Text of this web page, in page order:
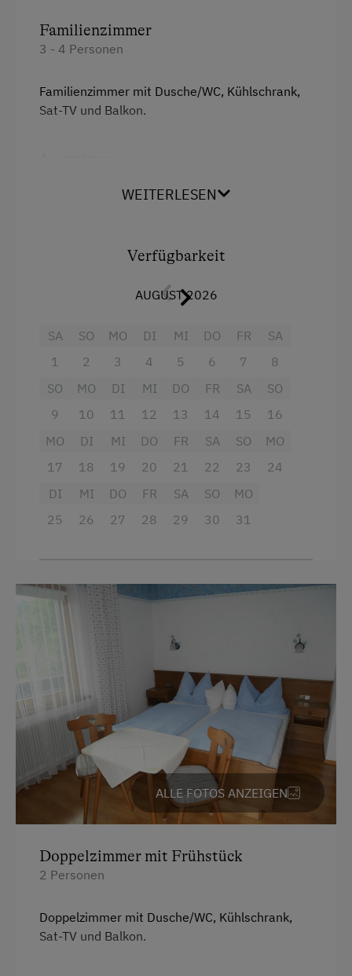
Am Betrieb
Garten/Wiese
Hausgarten
Kinder sind willkommen
Spielzeug
Verpflegung
Frühstück vom Buffett
Übernachtung mit Frühstück
Kostenlose Zeitschriften in der Lobby
Internet
WiFi
Freizeitaktivitäten am Betrieb und in der
Almwandern
Badesee
Bergtouren
Bogenschießen
E-Bike-Verleih
Erlebniswanderweg
Freibad
Golf
Familienzimmer
3 - 4 Personen
Familienzimmer mit Dusche/WC, Kühlschrank,
Sat-TV und Balkon.
Doppelbett (Kingsize)
WEITERLESEN
Verfügbarkeit
AUGUST 2026
SA
1
SO
2
MO
3
DI
4
MI
5
DO
6
FR
7
SA
8
SO
9
MO
10
DI
11
MI
12
DO
13
FR
14
SA
15
SO
16
MO
17
DI
18
MI
19
DO
20
FR
21
SA
22
SO
23
MO
24
DI
25
MI
26
DO
27
FR
28
SA
29
SO
30
MO
31
ALLE FOTOS ANZEIGEN
Doppelzimmer mit Frühstück
2 Personen
Doppelzimmer mit Dusche/WC, Kühlschrank,
Sat-TV und Balkon.